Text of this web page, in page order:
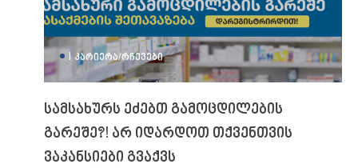
| ᲙᲐᲠᲘᲔᲠᲐ/ᲠᲩᲔᲕᲔᲑᲘ
სამსახურს ეძებთ გამოცდილების
გარეშე?! არ იდარდოთ თქვენთვის
ვაკანსიები გვაქვს